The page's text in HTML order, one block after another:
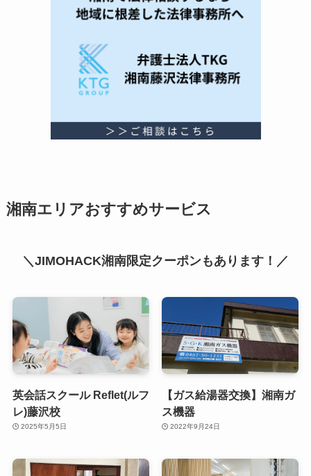
湘南エリアおすすめサービス
＼JIMOHACK湘南限定クーポンもあります！／
英会話スクール Reflet(ルフ
レ)藤沢校
2025年5月5日
【ガス給湯器交換】湘南ガ
ス機器
2022年9月24日